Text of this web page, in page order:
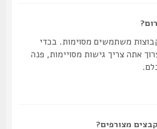
משתמשים מסוימות. בכדי
צריך גישות מסויימות, פנה
מצורפים?